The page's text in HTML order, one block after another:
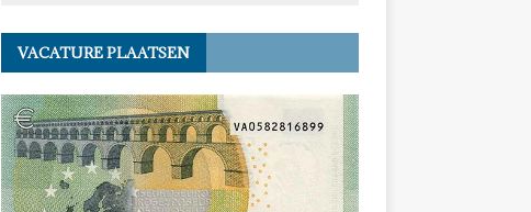
VACATURE PLAATSEN